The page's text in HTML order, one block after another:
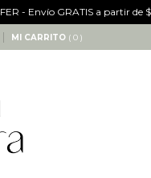
- Envío GRATIS a partir
MI CARRITO ( 0 )